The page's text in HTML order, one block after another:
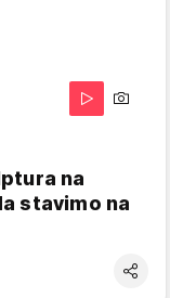
na
stavimo na